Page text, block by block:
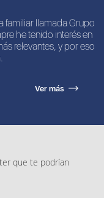
familiar llamada Grupo
he tenido interés en
relevantes, y por eso
Ver más
que te podrían